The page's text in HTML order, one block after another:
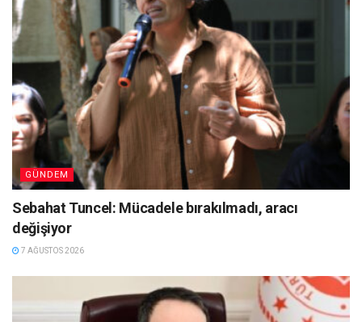
GÜNDEM
Sebahat Tuncel: Mücadele bırakılmadı, aracı
değişiyor
7 AĞUSTOS 2026